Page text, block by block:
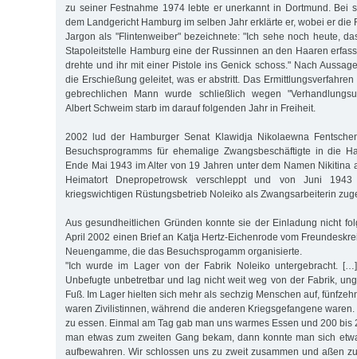
zu seiner Festnahme 1974 lebte er unerkannt in Dortmund. Bei
dem Landgericht Hamburg im selben Jahr erklärte er, wobei er die
Jargon als "Flintenweiber" bezeichnete: "Ich sehe noch heute,
Stapoleitstelle Hamburg eine der Russinnen an den Haaren
drehte und ihr mit einer Pistole ins Genick schoss." Nach
die Erschießung geleitet, was er abstritt. Das
gebrechlichen Mann wurde schließlich wegen
Albert Schweim starb im darauf folgenden Jahr in Freiheit.
2002 lud der Hamburger Senat Klawidja Nikolaewna
Besuchsprogramms für ehemalige Zwangsbeschäftigte in die
Ende Mai 1943 im Alter von 19 Jahren unter dem Namen Nikitina
Heimatort Dnepropetrowsk verschleppt und von Juni
kriegswichtigen Rüstungsbetrieb Noleiko als Zwangsarbeiterin
Aus gesundheitlichen Gründen konnte sie der Einladung nicht
April 2002 einen Brief an Katja Hertz-Eichenrode vom
Neuengamme, die das Besuchsprogamm organisierte.
"Ich wurde im Lager von der Fabrik Noleiko untergebracht.
Unbefugte unbetretbar und lag nicht weit weg von der Fabrik,
Fuß. Im Lager hielten sich mehr als sechzig Menschen auf,
waren Zivilistinnen, während die anderen Kriegsgefangene
zu essen. Einmal am Tag gab man uns warmes Essen und 200 bis
man etwas zum zweiten Gang bekam, dann konnte man sich
aufbewahren. Wir schlossen uns zu zweit zusammen und aßen